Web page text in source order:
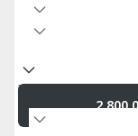
العاجي